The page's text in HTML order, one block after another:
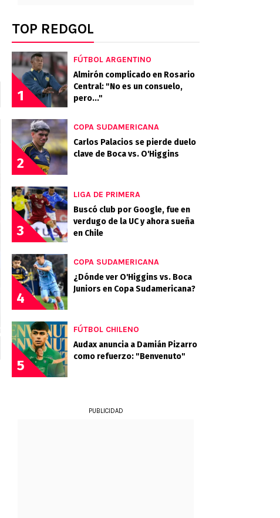
TOP REDGOL
1
FÚTBOL ARGENTINO
Almirón complicado en Rosario
Central: "No es un consuelo,
pero..."
2
COPA SUDAMERICANA
Carlos Palacios se pierde duelo
clave de Boca vs. O'Higgins
3
LIGA DE PRIMERA
Buscó club por Google, fue en
verdugo de la UC y ahora sueña
en Chile
4
COPA SUDAMERICANA
¿Dónde ver O'Higgins vs. Boca
Juniors en Copa Sudamericana?
5
FÚTBOL CHILENO
Audax anuncia a Damián Pizarro
como refuerzo: "Benvenuto"
PUBLICIDAD